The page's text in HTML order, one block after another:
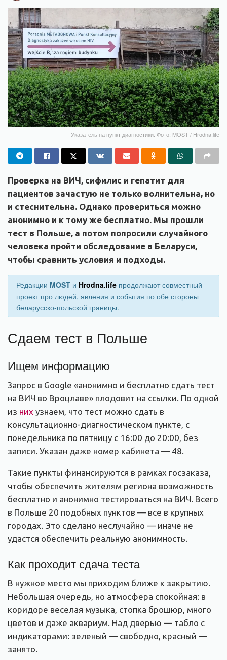
Указатель на пункт диагностики. Фото: MOST / Hrodna.life
Проверка на ВИЧ, сифилис и гепатит для
пациентов зачастую не только волнительна, но
и стеснительна. Однако провериться можно
анонимно и к тому же бесплатно. Мы прошли
тест в Польше, а потом попросили случайного
человека пройти обследование в Беларуси,
чтобы сравнить условия и подходы.
Редакции MOST и Hrodna.life продолжают совместный
проект про людей, явления и события по обе стороны
беларусско-польской границы.
Сдаем тест в Польше
Ищем информацию
Запрос в Google «aнонимно и бесплатно сдать тест
на ВИЧ во Вроцлаве» плодовит на ссылки. По одной
из них узнаем, что тест можно сдать в
консультационно-диагностическом пункте, с
понедельника по пятницу с 16:00 до 20:00, без
записи. Указан даже номер кабинета — 48.
Такие пункты финансируются в рамках госзаказа,
чтобы обеспечить жителям региона возможность
бесплатно и анонимно тестироваться на ВИЧ. Всего
в Польше 20 подобных пунктов — все в крупных
городах. Это сделано неслучайно — иначе не
удастся обеспечить реальную анонимность.
Как проходит сдача теста
В нужное место мы приходим ближе к закрытию.
Небольшая очередь, но атмосфера спокойная: в
коридоре веселая музыка, стопка брошюр, много
цветов и даже аквариум. Над дверью — табло с
индикаторами: зеленый — свободно, красный —
занято.